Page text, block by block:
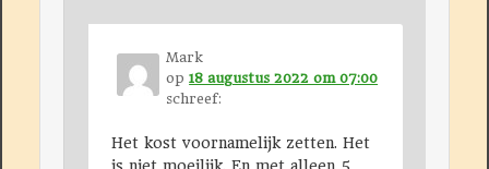
Mark
op18 augustus 2022 om 07:00
schreef:
Het kost voornamelijk zetten. Het